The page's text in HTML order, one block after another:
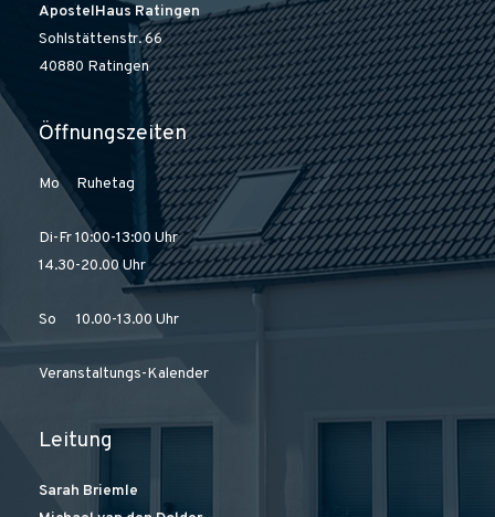
ApostelHaus Ratingen
Sohlstättenstr. 66
40880 Ratingen
Öffnungszeiten
Mo Ruhetag
Di-Fr 10:00-13:00 Uhr
14.30-20.00 Uhr
So 10.00-13.00 Uhr
Veranstaltungs-Kalender
Leitung
Sarah Briemle